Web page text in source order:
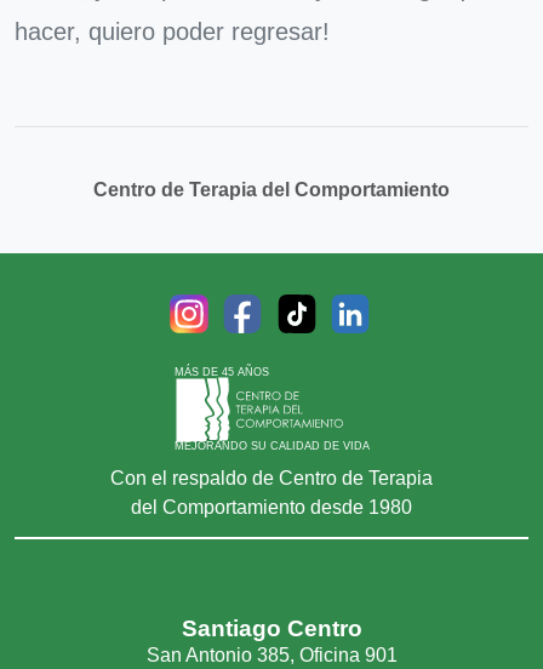
hacer, quiero poder regresar!
Centro de Terapia del Comportamiento
MÁS DE 45 AÑOS
MEJORANDO SU CALIDAD DE VIDA
Con el respaldo de Centro de Terapia
del Comportamiento desde 1980
Santiago Centro
San Antonio 385, Oficina 901